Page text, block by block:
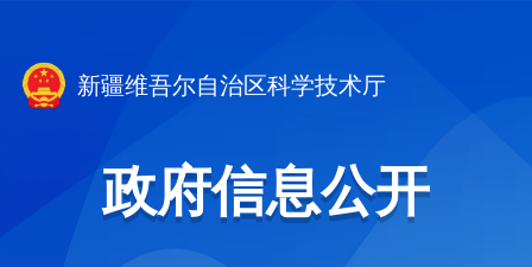
新疆维吾尔自治区科学技术厅
政府信息公开